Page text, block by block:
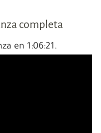
completa
en 1:06:21.